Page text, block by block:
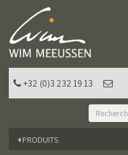
+32 (0)3 232 19 13
PRODUITS